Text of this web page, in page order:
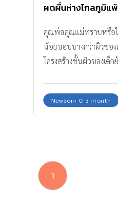
ผดผื่นห่างไกลภูมิแพ้
คุณพ่อคุณแม่ทราบหรือไ
น้อยบอบบางกว่าผิวของ
โครงสร้างชั้นผิวของเด็
Newborn 0-3 month
1